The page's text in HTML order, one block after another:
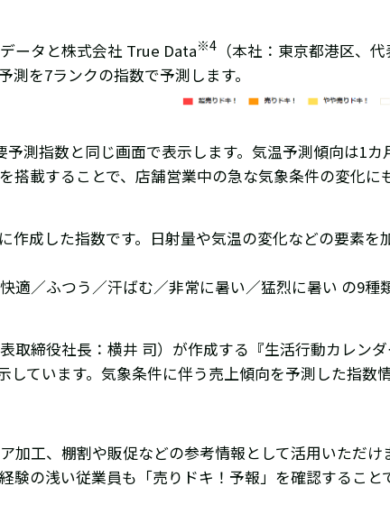
ータと株式会社 True Data※4 （本社：東京都港区、
を7ランクの指数で予測します。
測指数と同じ画面で表示します。気温予測傾向は1カ
載することで、店舗営業中の急な気象条件の変化に
作成した指数です。日射量や気温の変化などの要素
／ふつう／汗ばむ／非常に暑い／猛烈に暑い の9種
取締役社長：横井 司）が作成する『生活行動カレン
しています。気象条件に伴う売上傾向を予測した指数
加工、棚割や販促などの参考情報として活用いただ
験の浅い従業員も「売りドキ！予報」を確認するこ